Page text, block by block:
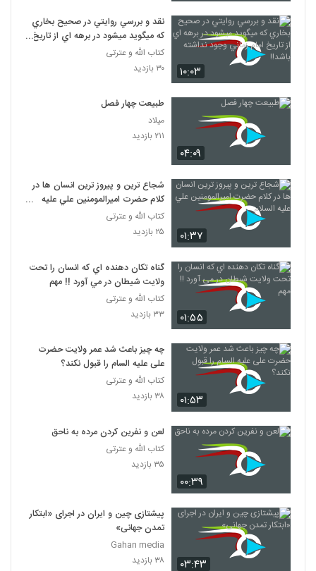
۱۰:۰۳
نقد و بررسي روايتي در صحيح بخاري
که ميگويد ميشود در برهه اي از تاريخ
امام زماني وجود نداشته باشد!!
کتاب الله و عترتی
۳۰ بازدید
۰۴:۰۹
طبیعت چهار فصل
میلاد
۲۱۱ بازدید
۰۱:۳۷
شجاع ترين و پيروز ترين انسان ها در
کلام حضرت اميرالمومنين علي عليه
السلام
کتاب الله و عترتی
۲۵ بازدید
۰۱:۵۵
گناه تکان دهنده اي که انسان را تحت
ولايت شيطان در مي آورد !! مهم
کتاب الله و عترتی
۳۳ بازدید
۰۱:۵۳
چه چیز باعث شد عمر ولایت حضرت
علی علیه السام را قبول نکند؟
کتاب الله و عترتی
۳۸ بازدید
۰۰:۳۹
لعن و نفرين کردن مرده به ناحق
کتاب الله و عترتی
۳۵ بازدید
۰۳:۴۳
پیشتازی چین و ایران در اجرای «ابتکار
تمدن جهانی»
Gahan media
۳۸ بازدید